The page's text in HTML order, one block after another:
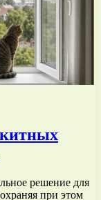
решение для
при этом